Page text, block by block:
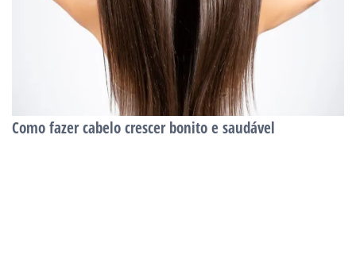
Como fazer cabelo crescer bonito e saudável